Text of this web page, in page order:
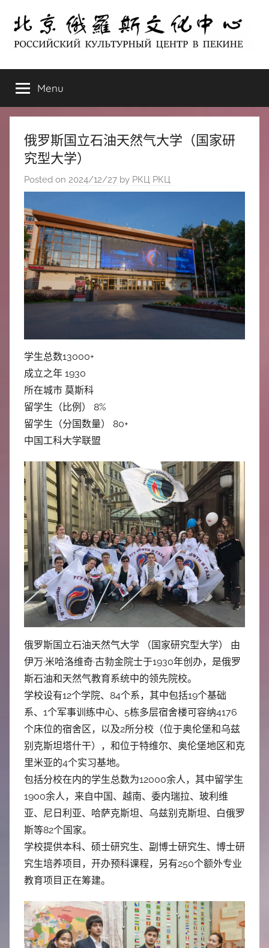
content
北
京
俄
罗
斯
文
化
中
心
ЦЕНТР
В
ПЕКИНЕ
Menu
俄罗斯国立石油天然气大学（国家研
究型大学）
Posted on 2024/12/27 by РКЦ РКЦ
学生总数13000+
成立之年 1930
所在城市 莫斯科
留学生（比例） 8%
留学生（分国数量） 80+
中国工科大学联盟
俄罗斯国立石油天然气大学 （国家研究型大学） 由
伊万·米哈洛维奇·古勃金院士于1930年创办，是俄罗
斯石油和天然气教育系统中的领先院校。
学校设有12个学院、84个系，其中包括19个基础
系、1个军事训练中心、5栋多层宿舍楼可容纳4176
个床位的宿舍区，以及2所分校（位于奥伦堡和乌兹
别克斯坦塔什干），和位于特维尔、奥伦堡地区和克
里米亚的4个实习基地。
包括分校在内的学生总数为12000余人，其中留学生
1900余人，来自中国、越南、委内瑞拉、玻利维
亚、尼日利亚、哈萨克斯坦、乌兹别克斯坦、白俄罗
斯等82个国家。
学校提供本科、硕士研究生、副博士研究生、博士研
究生培养项目，开办预科课程，另有250个额外专业
教育项目正在筹建。